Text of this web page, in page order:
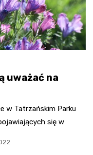
uważać na
w Tatrzańskim Parku
się w